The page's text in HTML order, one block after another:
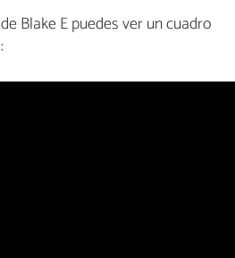
Blake E puedes ver un cuadro